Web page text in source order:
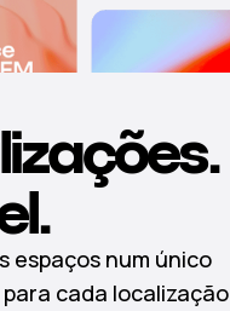
espaços num único
cada localização